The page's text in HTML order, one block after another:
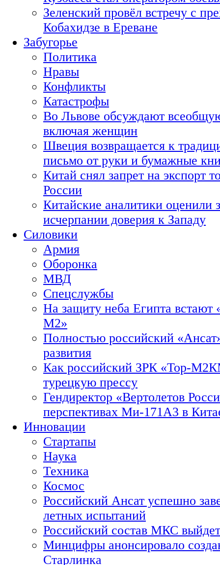
Зеленский провёл встречу с
Кобахидзе в Ереване
Забугорье
Политика
Нравы
Конфликты
Катастрофы
Во Львове обсуждают
включая женщин
Швеция возвращается к
письмо от руки и бумажные
Китай снял запрет на экспорт
России
Китайские аналитики оценили
исчерпании доверия к Западу
Силовики
Армия
Оборонка
МВД
Спецслужбы
На защиту неба Египта встают
М2»
Полностью российский
развития
Как российский ЗРК «Тор-
турецкую прессу
Гендиректор «Вертолетов
перспективах Ми-171А3 в
Инновации
Стартапы
Наука
Техника
Космос
Российский Ансат успешно
летных испытаний
Российский состав МКС
Минцифры анонсировало
Старлинка